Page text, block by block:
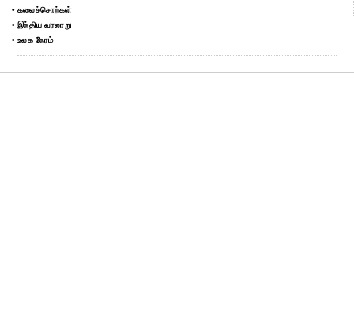
• கலைச்சொற்கள்
• இந்திய வரலாறு
• உலக நேரம்